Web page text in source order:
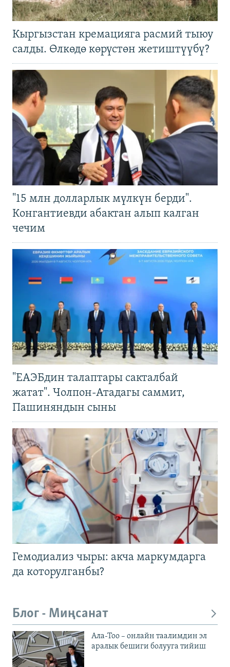
Кыргызстан кремацияга расмий тыюу
салды. Өлкөдө көрүстөн жетиштүүбү?
"15 млн долларлык мүлкүн берди".
Конгантиевди абактан алып калган
чечим
"ЕАЭБдин талаптары сакталбай
жатат". Чолпон-Атадагы саммит,
Пашиняндын сыны
Гемодиализ чыры: акча маркумдарга
да которулганбы?
Блог - Миңсанат
Ала-Тоо – онлайн таалимдин эл
аралык бешиги болууга тийиш